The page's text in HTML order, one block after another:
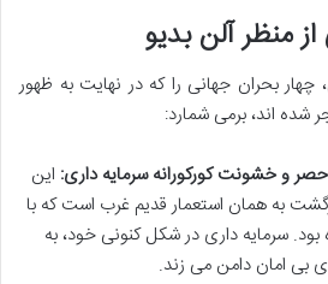
منظر آلن بدیو
چهار بحران جهانی را که در نهایت به ظهور
شده اند، برمی شمارد:
و خشونت کورکورانه سرمایه داری: این
به همان استعمار قدیم غرب است که با
بود. سرمایه داری در شکل کنونی خود، به
بی امان دامن می زند.